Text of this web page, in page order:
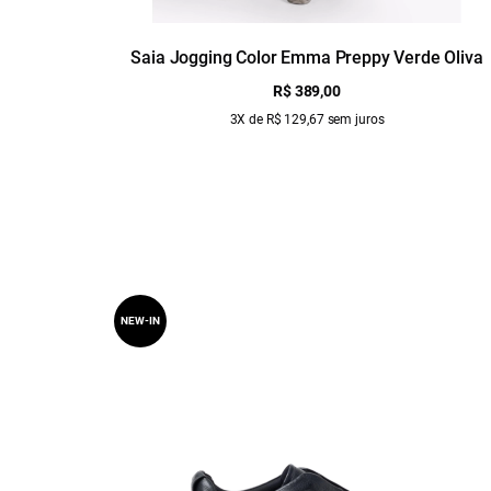
Saia Jogging Color Emma Preppy Verde Oliva
R$ 389,00
3X de R$ 129,67 sem juros
NEW-IN